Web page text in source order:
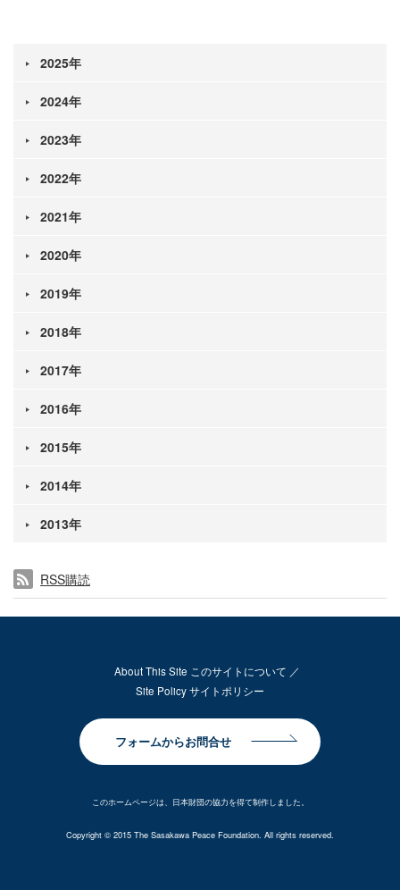
2025年
2024年
2023年
2022年
2021年
2020年
2019年
2018年
2017年
2016年
2015年
2014年
2013年
RSS購読
About This Site このサイトについて
Site Policy サイトポリシー
フォームからお問合せ
このホームページは、日本財団の協力を得て制作しました。
Copyright © 2015 The Sasakawa Peace Foundation. All rights reserved.